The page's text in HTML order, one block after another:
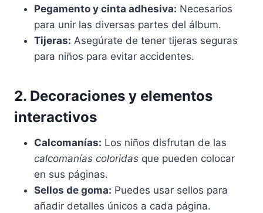
Pegamento y cinta adhesiva: Necesarios
para unir las diversas partes del álbum.
Tijeras: Asegúrate de tener tijeras seguras
para niños para evitar accidentes.
2. Decoraciones y elementos
interactivos
Calcomanías: Los niños disfrutan de las
calcomanías coloridas que pueden colocar
en sus páginas.
Sellos de goma: Puedes usar sellos para
añadir detalles únicos a cada página.